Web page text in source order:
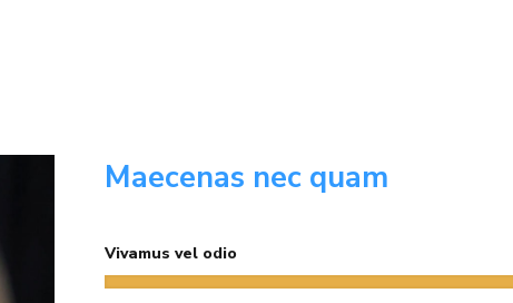
Maecenas nec quam
Vivamus vel odio